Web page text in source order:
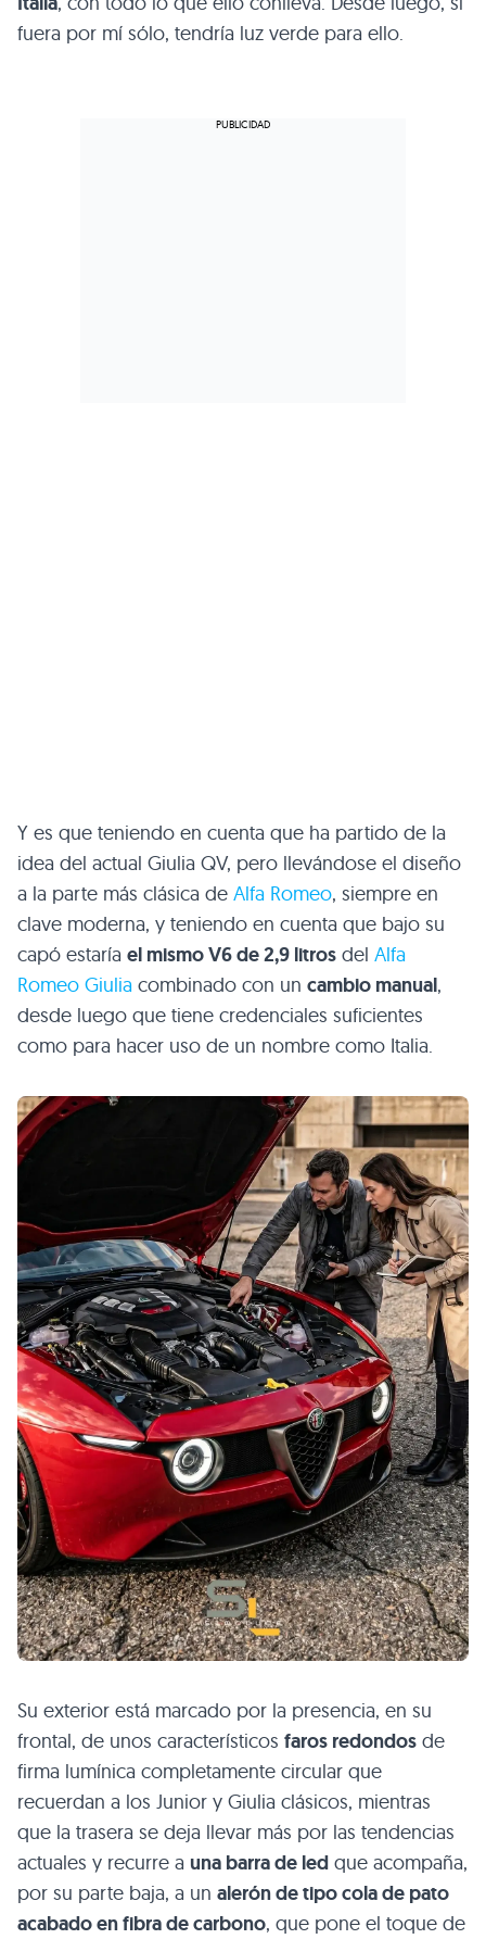
fuera por mí sólo, tendría luz verde para ello.
Y es que teniendo en cuenta que ha partido de la
idea del actual Giulia QV, pero llevándose el diseño
a la parte más clásica de Alfa Romeo, siempre en
clave moderna, y teniendo en cuenta que bajo su
capó estaría el mismo V6 de 2,9 litros del Alfa
Romeo Giulia combinado con un cambio manual,
desde luego que tiene credenciales suficientes
como para hacer uso de un nombre como Italia.
Su exterior está marcado por la presencia, en su
frontal, de unos característicos faros redondos de
firma lumínica completamente circular que
recuerdan a los Junior y Giulia clásicos, mientras
que la trasera se deja llevar más por las tendencias
actuales y recurre a una barra de led que acompaña,
por su parte baja, a un alerón de tipo cola de pato
acabado en fibra de carbono, que pone el toque de